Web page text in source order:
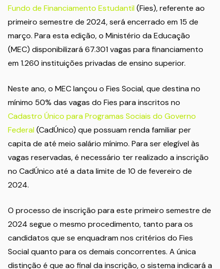
Fundo de Financiamento Estudantil(Fies), referente ao
primeiro semestre de 2024, será encerrado em 15 de
março. Para esta edição, o Ministério da Educação
(MEC) disponibilizará 67.301 vagas para financiamento
em 1.260 instituições privadas de ensino superior.
Neste ano, o MEC lançou o Fies Social, que destina no
mínimo 50% das vagas do Fies para inscritos no
Cadastro Único para Programas Sociais do Governo
Federal(CadÚnico) que possuam renda familiar per
capita de até meio salário mínimo. Para ser elegível às
vagas reservadas, é necessário ter realizado a inscrição
no CadÚnico até a data limite de 10 de fevereiro de
2024.
O processo de inscrição para este primeiro semestre de
2024 segue o mesmo procedimento, tanto para os
candidatos que se enquadram nos critérios do Fies
Social quanto para os demais concorrentes. A única
distinção é que ao final da inscrição, o sistema indicará a